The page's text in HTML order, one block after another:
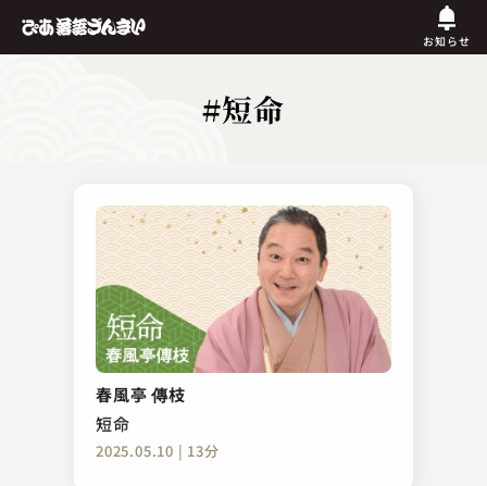
お知らせ
#短命
春風亭 傳枝
短命
2025.05.10 | 13分